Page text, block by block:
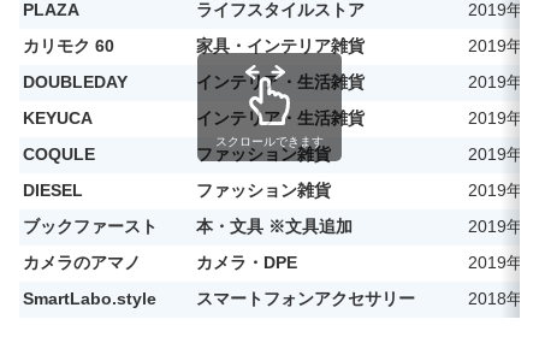
PLAZA
ライフスタイルストア
2019年3
カリモク 60
家具・インテリア雑貨
2019年2
DOUBLEDAY
インテリア・生活雑貨
2019年3
KEYUCA
インテリア・生活雑貨
2019年3
COQULE
ファッション雑貨
2019年2
DIESEL
ファッション雑貨
2019年3
ブックファースト
本・文具 ※文具追加
2019年3
カメラのアマノ
カメラ・DPE
2019年2
SmartLabo.style
スマートフォンアクセサリー 2018年
スクロールできます